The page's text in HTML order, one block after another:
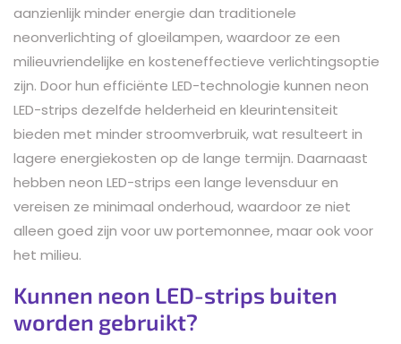
aanzienlijk minder energie dan traditionele
neonverlichting of gloeilampen, waardoor ze een
milieuvriendelijke en kosteneffectieve verlichtingsoptie
zijn. Door hun efficiënte LED-technologie kunnen neon
LED-strips dezelfde helderheid en kleurintensiteit
bieden met minder stroomverbruik, wat resulteert in
lagere energiekosten op de lange termijn. Daarnaast
hebben neon LED-strips een lange levensduur en
vereisen ze minimaal onderhoud, waardoor ze niet
alleen goed zijn voor uw portemonnee, maar ook voor
het milieu.
Kunnen neon LED-strips buiten
worden gebruikt?